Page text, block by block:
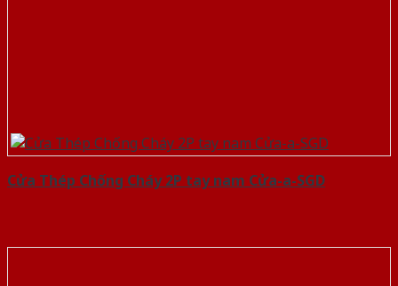
Cửa Thép Chống Cháy 2P tay nam Cửa-a-SGD